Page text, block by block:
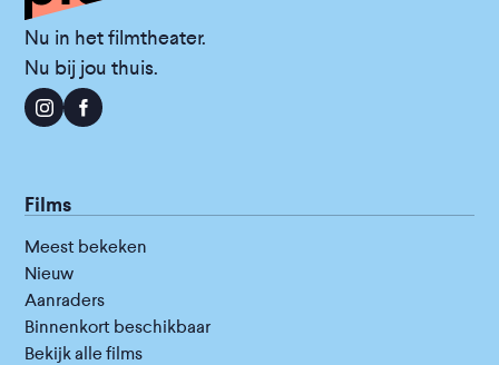
Nu in het filmtheater.
Nu bij jou thuis.
Films
Meest bekeken
Nieuw
Aanraders
Binnenkort beschikbaar
Bekijk alle films